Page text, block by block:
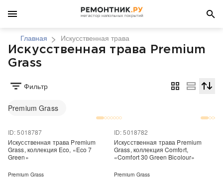
Главная Искусственная трава
Искусственная трава Premium
Grass
Фильтр
Premium Grass
ID: 5018787
Искусственная трава Premium
Grass, коллекция Eco, «Eco 7
Green»
Premium Grass
ID: 5018782
Искусственная трава Premium
Grass, коллекция Comfort,
«Comfort 30 Green Bicolour»
Premium Grass